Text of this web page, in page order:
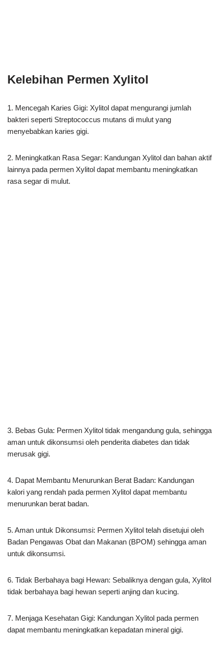
Kelebihan Permen Xylitol
1. Mencegah Karies Gigi: Xylitol dapat mengurangi jumlah
bakteri seperti Streptococcus mutans di mulut yang
menyebabkan karies gigi.
2. Meningkatkan Rasa Segar: Kandungan Xylitol dan bahan aktif
lainnya pada permen Xylitol dapat membantu meningkatkan
rasa segar di mulut.
3. Bebas Gula: Permen Xylitol tidak mengandung gula, sehingga
aman untuk dikonsumsi oleh penderita diabetes dan tidak
merusak gigi.
4. Dapat Membantu Menurunkan Berat Badan: Kandungan
kalori yang rendah pada permen Xylitol dapat membantu
menurunkan berat badan.
5. Aman untuk Dikonsumsi: Permen Xylitol telah disetujui oleh
Badan Pengawas Obat dan Makanan (BPOM) sehingga aman
untuk dikonsumsi.
6. Tidak Berbahaya bagi Hewan: Sebaliknya dengan gula, Xylitol
tidak berbahaya bagi hewan seperti anjing dan kucing.
7. Menjaga Kesehatan Gigi: Kandungan Xylitol pada permen
dapat membantu meningkatkan kepadatan mineral gigi.